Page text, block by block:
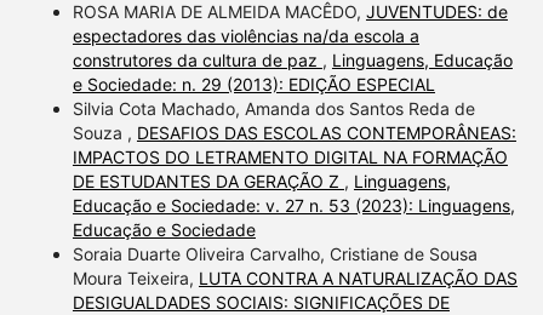
ROSA MARIA DE ALMEIDA MACÊDO, JUVENTUDES: de
espectadores das violências na/da escola a
construtores da cultura de paz , Linguagens, Educação
e Sociedade: n. 29 (2013): EDIÇÃO ESPECIAL
Silvia Cota Machado, Amanda dos Santos Reda de
Souza , DESAFIOS DAS ESCOLAS CONTEMPORÂNEAS:
IMPACTOS DO LETRAMENTO DIGITAL NA FORMAÇÃO
DE ESTUDANTES DA GERAÇÃO Z , Linguagens,
Educação e Sociedade: v. 27 n. 53 (2023): Linguagens,
Educação e Sociedade
Soraia Duarte Oliveira Carvalho, Cristiane de Sousa
Moura Teixeira, LUTA CONTRA A NATURALIZAÇÃO DAS
DESIGUALDADES SOCIAIS: SIGNIFICAÇÕES DE